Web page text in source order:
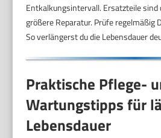
Entkalkungsintervall. Ersatzteile
größere Reparatur. Prüfe regelmäßig
So verlängerst du die Lebensdauer
Praktische Pflege-
Wartungstipps für
Lebensdauer